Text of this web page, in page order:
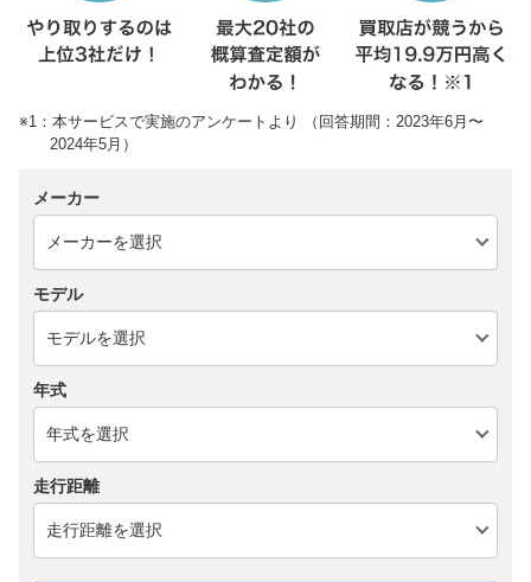
※1：本サービスで実施のアンケートより （回答期間：2023年6月〜
2024年5月）
メーカー
モデル
年式
走行距離